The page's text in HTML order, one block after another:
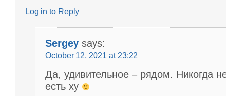
Log in to Reply
Sergey says:
October 12, 2021 at 23:22
Да, удивительное – рядом. Никогда
есть ху